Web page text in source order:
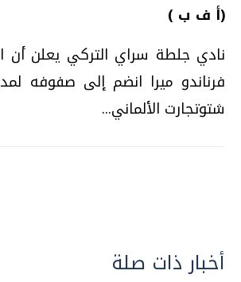
(أ ف ب )
نادي جلطة سراي التركي يعلن أن
شتوتجارت الألماني...
أخبار ذات صلة